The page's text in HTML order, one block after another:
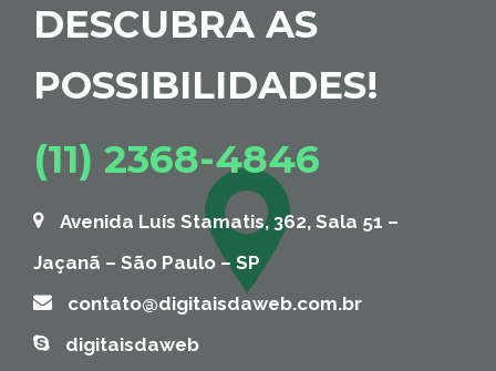
DESCUBRA AS
POSSIBILIDADES!
(11) 2368-4846
Avenida Luís Stamatis, 362, Sala 51 –
Jaçanã – São Paulo – SP
contato@digitaisdaweb.com.br
digitaisdaweb